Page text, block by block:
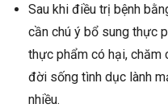
Sau khi điều trị bệnh
cần chú ý bổ sung thực
thực phẩm có hại, chăm
đời sống tình dục lành
nhiều.